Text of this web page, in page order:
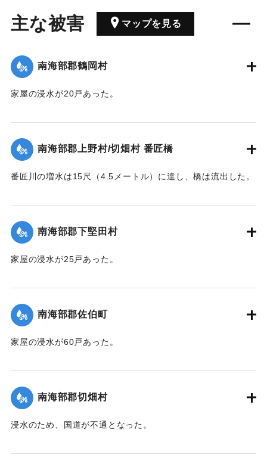
主な被害 マップを見る
南海部郡鶴岡村
家屋の浸水が20戸あった。
｜固有コード:00362007
南海部郡上野村/切畑村 番匠橋
番匠川の増水は15尺（4.5メートル）に達し、橋は流出した。
｜固有コード:00362008
南海部郡下堅田村
家屋の浸水が25戸あった。
｜固有コード:00362002
南海部郡佐伯町
家屋の浸水が60戸あった。
｜固有コード:00362003
南海部郡切畑村
浸水のため、国道が不通となった。
｜固有コード:00362005